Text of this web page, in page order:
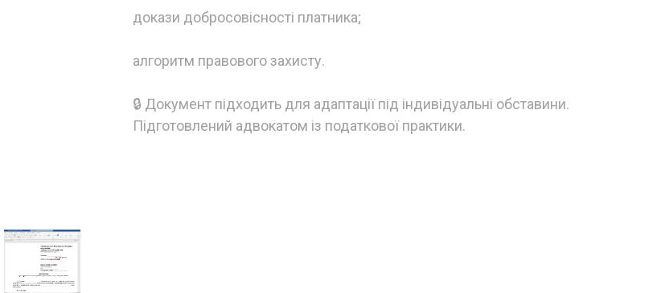
докази добросовісності платника;
алгоритм правового захисту.
🔒 Документ підходить для адаптації під індивідуальні обставини.
Підготовлений адвокатом із податкової практики.